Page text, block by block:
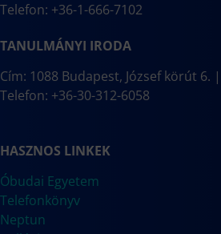
Telefon: +36-1-666-7102
TANULMÁNYI IRODA
Cím: 1088 Budapest, József körút 6.
Telefon: +36-30-312-6058
HASZNOS LINKEK
Óbudai Egyetem
Telefonkönyv
Neptun